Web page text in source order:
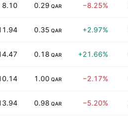
8.10 0.29 QAR −8.25%
0.35 QAR +2.97%
0.18 QAR +21.66%
1.00 QAR −2.17%
0.98 QAR −5.20%